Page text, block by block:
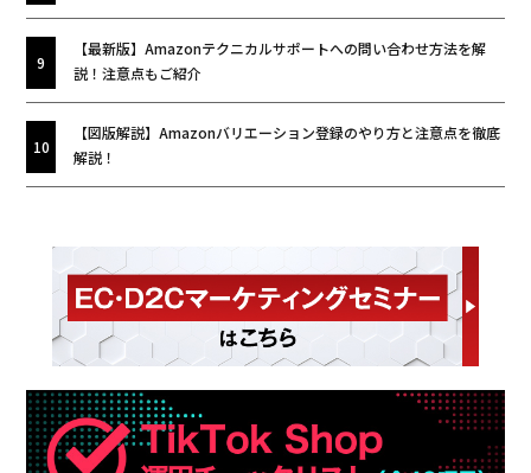
【最新版】Amazonテクニカルサポートへの問い合わせ方法を解
説！注意点もご紹介
【図版解説】Amazonバリエーション登録のやり方と注意点を徹底
解説！